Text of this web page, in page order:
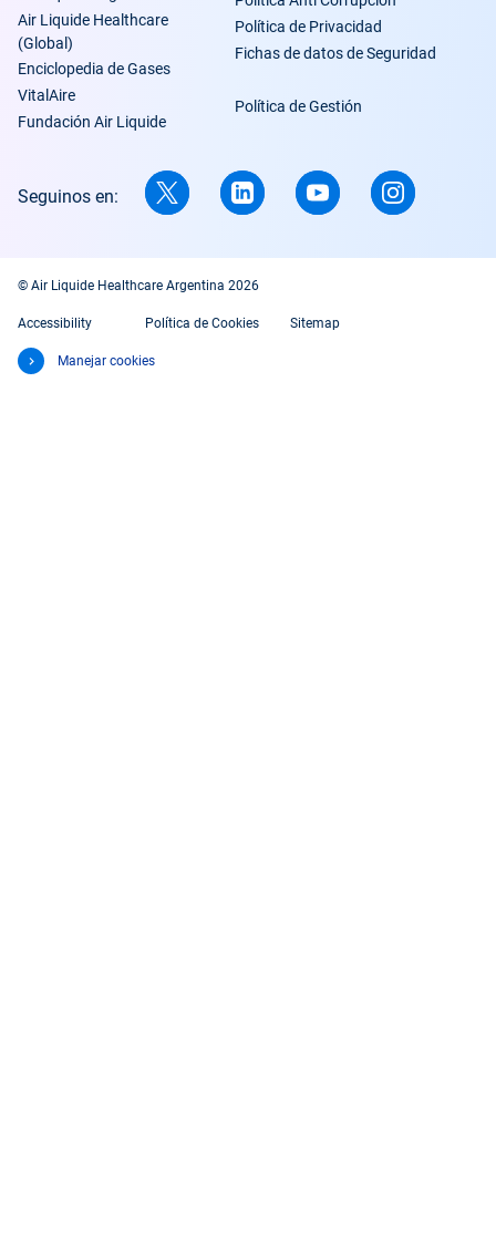
Air Liquide Healthcare
(Global)
Enciclopedia de Gases
VitalAire
Fundación Air Liquide
Política de Privacidad
Fichas de datos de Seguridad
Política de Gestión
Seguinos en:
© Air Liquide Healthcare Argentina 2026
Accessibility Política de Cookies Sitemap
Manejar cookies